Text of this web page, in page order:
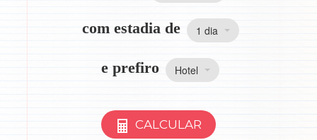
com estadia de 1 dia
e prefiro Hotel
CALCULAR